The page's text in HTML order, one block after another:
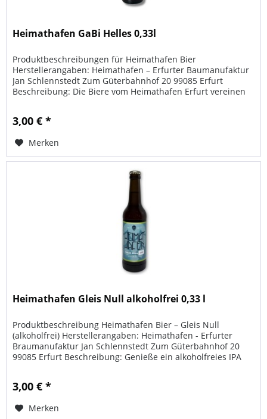
Heimathafen GaBi Helles 0,33l
Produktbeschreibungen für Heimathafen Bier
Herstellerangaben: Heimathafen – Erfurter Baumanufaktur
Jan Schlennstedt Zum Güterbahnhof 20 99085 Erfurt
Beschreibung: Die Biere vom Heimathafen Erfurt vereinen
3,00 € *
Merken
Heimathafen Gleis Null alkoholfrei 0,33 l
Produktbeschreibung Heimathafen Bier – Gleis Null
(alkoholfrei) Herstellerangaben: Heimathafen - Erfurter
Braumanufaktur Jan Schlennstedt Zum Güterbahnhof 20
99085 Erfurt Beschreibung: Genieße ein alkoholfreies IPA
3,00 € *
Merken